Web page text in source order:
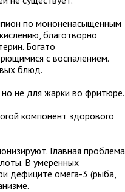
по мононенасыщенным
благотворно
Богато
с воспалением.
блюд.
не для жарки во фритюре.
компонент здорового
Главная проблема
В умеренных
дефиците омега-3 (рыба,